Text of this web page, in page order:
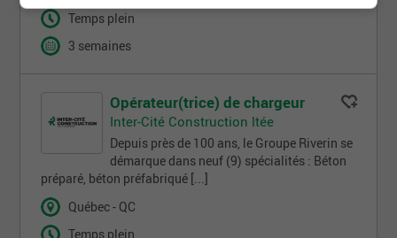
Temps plein
3 semaines
Opérateur(trice) de chargeur
Inter-Cité Construction ltée
Depuis près de 100 ans, le Groupe Riverin se
démarque dans neuf (9) spécialités : Béton
préparé, béton préfabriqué [...]
Québec - QC
Temps plein